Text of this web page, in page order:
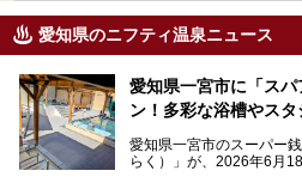
愛知県のニフティ温泉ニュース
愛知県一宮市に「ス
ン！多彩な浴槽やス
愛知県一宮市のスーパー
らく）」が、2026年6月